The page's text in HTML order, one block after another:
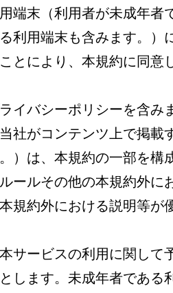
端末（利用者が未成年者
利用端末も含みます。）
とにより、本規約に同意
イバシーポリシーを含み
社がコンテンツ上で掲載
は、本規約の一部を構
ールその他の本規約外に
規約外における説明等が
サービスの利用に関して
します。未成年者である